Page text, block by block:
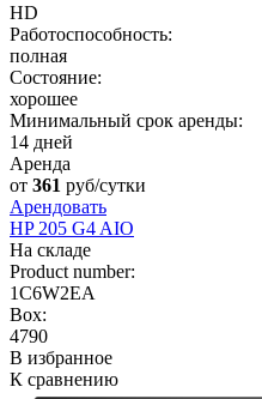
HD
Работоспособность:
полная
Состояние:
хорошее
Минимальный срок аренды:
14 дней
Аренда
от 361 руб/сутки
Арендовать
HP 205 G4 AIO
На складе
Product number:
1C6W2EA
Box:
4790
В избранное
К сравнению